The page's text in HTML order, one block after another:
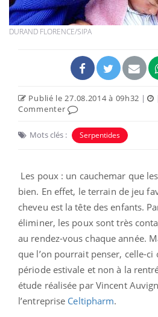
DURAND FLORENCE/SIPA
Publié le 27.08.2014 à 09h32 |
Commenter
Mots clés : Serpentides
Les poux : un cauchemar que
bien. En effet, le terrain de jeu
cheveu est la tête des enfants.
éliminer, les poux sont très
au rendez-vous chaque année.
que l’on pourrait penser, celle-
période estivale et non à la
étude réalisée par Vincent
l’entreprise Celtipharm.